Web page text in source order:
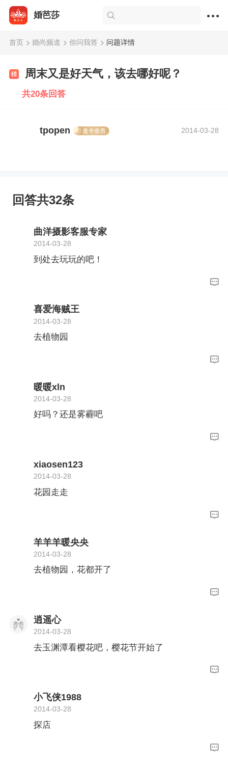
婚芭莎
首页 婚尚频道 你问我答 问题详情
周末又是好天气，该去哪好呢？
共20条回答
tpopen 2014-03-28
回答共32条
曲洋摄影客服专家
2014-03-28
到处去玩玩的吧！
喜爱海贼王
2014-03-28
去植物园
暖暖xln
2014-03-28
好吗？还是雾霾吧
xiaosen123
2014-03-28
花园走走
羊羊羊暖央央
2014-03-28
去植物园，花都开了
逍遥心
2014-03-28
去玉渊潭看樱花吧，樱花节开始了
小飞侠1988
2014-03-28
探店